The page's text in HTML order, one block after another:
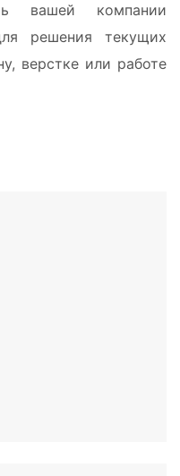
вашей компании
решения текущих
верстке или работе